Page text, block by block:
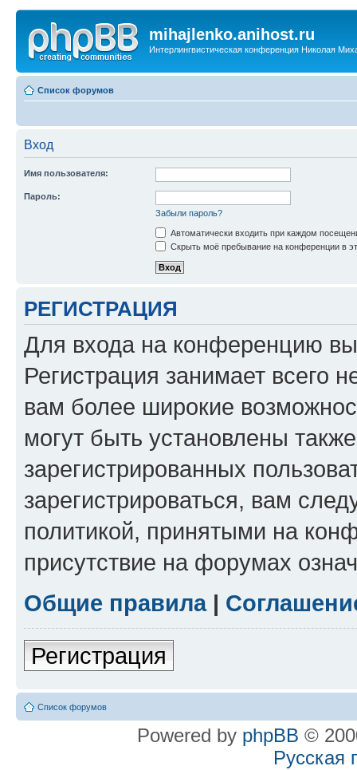
mihajlenko.anihost.ru
Интерлингвистическая конференция Николая
Список форумов
Вход
Имя пользователя:
Пароль:
Забыли пароль?
Автоматически входить при каждом
Скрыть моё пребывание на конференции в
РЕГИСТРАЦИЯ
Для входа на конференцию
Регистрация занимает всего
вам более широкие
могут быть установлены
зарегистрированных
зарегистрироваться, вам
политикой, принятыми на
присутствие на форумах
Общие правила|
Регистрация
Список форумов
Powered by phpBB ©
Русская